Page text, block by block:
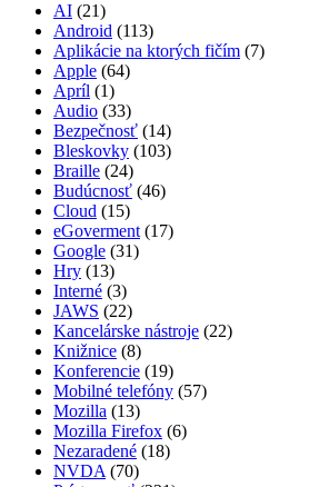
AI (21)
Android (113)
Aplikácie na ktorých fičím (7)
Apple (64)
Apríl (1)
Audio (33)
Bezpečnosť (14)
Bleskovky (103)
Braille (24)
Budúcnosť (46)
Cloud (15)
eGoverment (17)
Google (31)
Hry (13)
Interné (3)
JAWS (22)
Kancelárske nástroje (22)
Knižnice (8)
Konferencie (19)
Mobilné telefóny (57)
Mozilla (13)
Mozilla Firefox (6)
Nezaradené (18)
NVDA (70)